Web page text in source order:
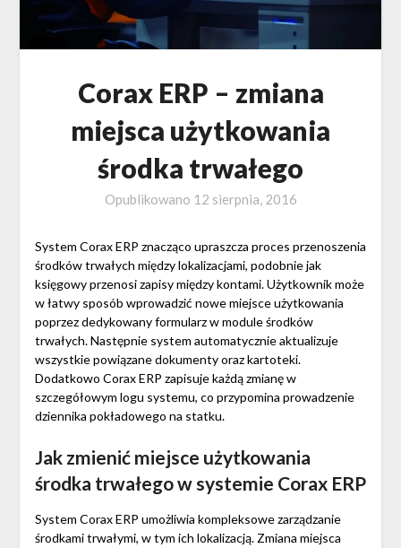
Corax ERP – zmiana
miejsca użytkowania
środka trwałego
Opublikowano 12 sierpnia, 2016
System Corax ERP znacząco upraszcza proces przenoszenia
środków trwałych między lokalizacjami, podobnie jak
księgowy przenosi zapisy między kontami. Użytkownik może
w łatwy sposób wprowadzić nowe miejsce użytkowania
poprzez dedykowany formularz w module środków
trwałych. Następnie system automatycznie aktualizuje
wszystkie powiązane dokumenty oraz kartoteki.
Dodatkowo Corax ERP zapisuje każdą zmianę w
szczegółowym logu systemu, co przypomina prowadzenie
dziennika pokładowego na statku.
Jak zmienić miejsce użytkowania
środka trwałego w systemie Corax ERP
System Corax ERP umożliwia kompleksowe zarządzanie
środkami trwałymi, w tym ich lokalizacją. Zmiana miejsca